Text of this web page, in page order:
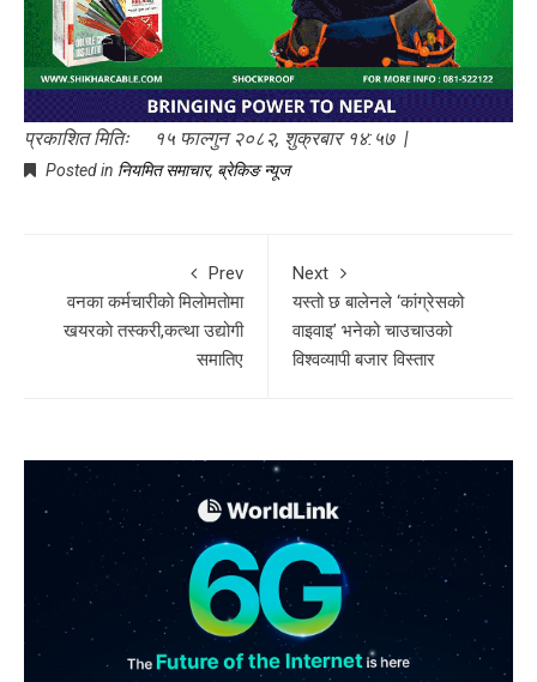
प्रकाशित मितिः १५ फाल्गुन २०८२, शुक्रबार १४:५७ |
Posted in नियमित समाचार, ब्रेकिङ न्यूज
Prev
वनका कर्मचारीकाे मिलाेमताेमा
खयरकाे तस्करी,कत्था उद्योगी
समातिए
Next
यस्तो छ बालेनले ‘कांग्रेसको
वाइवाइ’ भनेको चाउचाउको
विश्वव्यापी बजार विस्तार